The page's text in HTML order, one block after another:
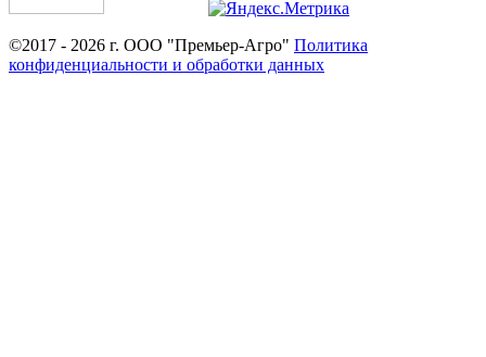
©2017 - 2026 г. ООО "Премьер-Агро" Политика
конфиденциальности и обработки данных